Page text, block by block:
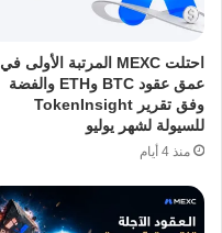
احتلت MEXC المرتبة الأولى في
عمق عقود BTC وETH والفضة
وفق تقرير TokenInsight
للسيولة لشهر يوليو
منذ 4 أيام